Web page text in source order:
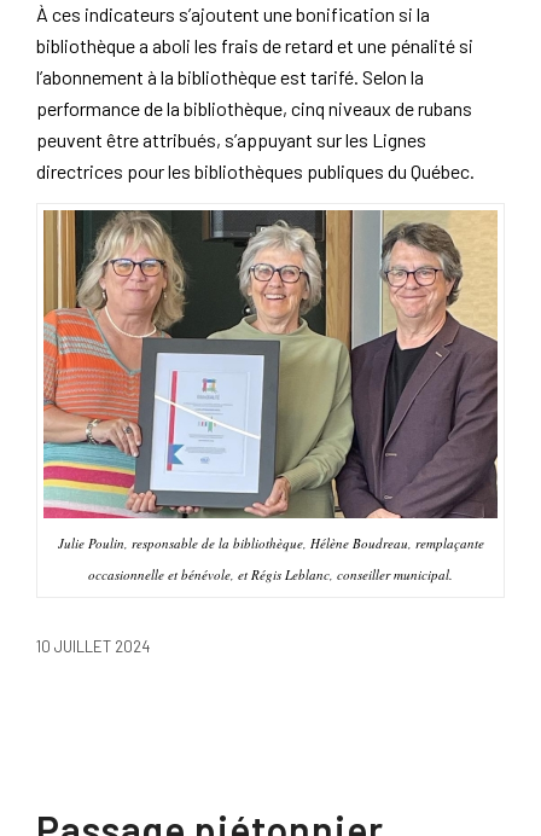
À ces indicateurs s’ajoutent une bonification si la
bibliothèque a aboli les frais de retard et une pénalité si
l’abonnement à la bibliothèque est tarifé. Selon la
performance de la bibliothèque, cinq niveaux de rubans
peuvent être attribués, s’appuyant sur les Lignes
directrices pour les bibliothèques publiques du Québec
Julie Poulin, responsable de la bibliothèque, Hélène Boudreau, remplaçante
occasionnelle et bénévole, et Régis Leblanc, conseiller municipal.
10 JUILLET 2024